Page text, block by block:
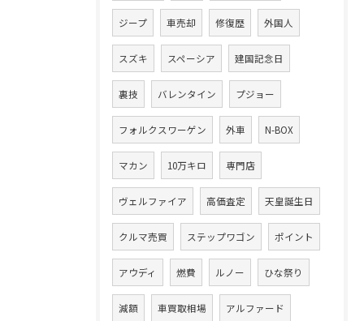
ジープ 車売却 修復歴 外国人
スズキ スペーシア 建国記念日
裏技 バレンタイン プジョー
フォルクスワーゲン 外車 N-BOX
マカン 10万キロ 専門店
ヴェルファイア 高価査定 天皇誕生日
クルマ売買 ステップワゴン ポイント
アウディ 燃費 ルノー ひな祭り
減額 車買取相場 アルファード